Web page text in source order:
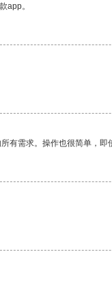
app。
有需求。操作也很简单，即